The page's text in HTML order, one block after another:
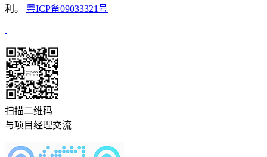
利。 粤ICP备09033321号
扫描二维码
与项目经理交流